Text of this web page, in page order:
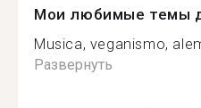
Мои любимые темы
Musica, veganismo,
Развернуть